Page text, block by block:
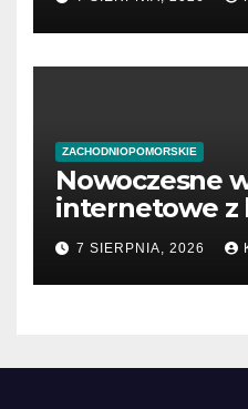
ZACHODNIOPOMORSKIE
Nowoczesne
internetowe z
7 SIERPNIA, 2026